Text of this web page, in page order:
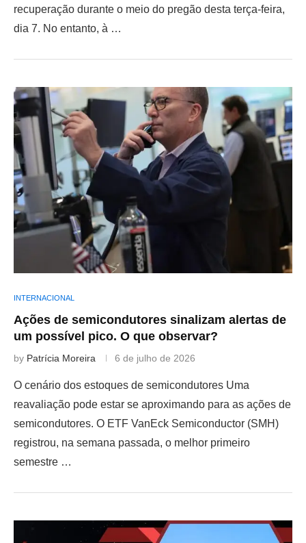
recuperação durante o meio do pregão desta terça-feira,
dia 7. No entanto, à …
INTERNACIONAL
Ações de semicondutores sinalizam alertas de
um possível pico. O que observar?
by Patrícia Moreira 6 de julho de 2026
O cenário dos estoques de semicondutores Uma
reavaliação pode estar se aproximando para as ações de
semicondutores. O ETF VanEck Semiconductor (SMH)
registrou, na semana passada, o melhor primeiro
semestre …